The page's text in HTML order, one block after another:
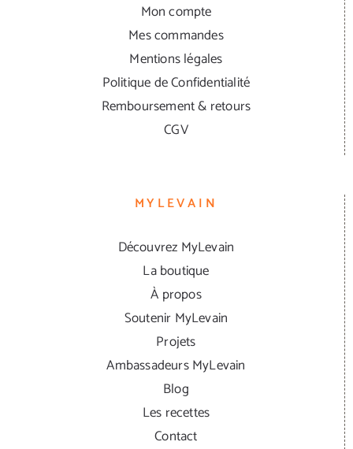
Mon compte
Mes commandes
Mentions légales
Politique de Confidentialité
Remboursement & retours
CGV
MYLEVAIN
Découvrez MyLevain
La boutique
À propos
Soutenir MyLevain
Projets
Ambassadeurs MyLevain
Blog
Les recettes
Contact